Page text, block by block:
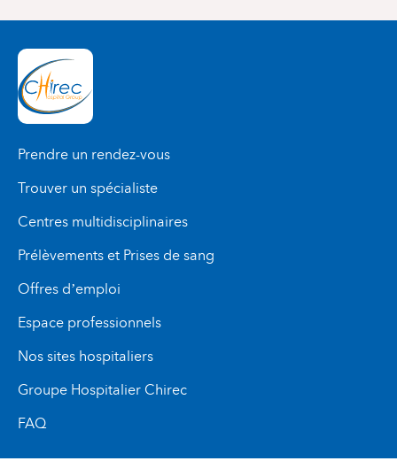
Prendre un rendez-vous
Trouver un spécialiste
Centres multidisciplinaires
Prélèvements et Prises de sang
Offres d’emploi
Espace professionnels
Nos sites hospitaliers
Groupe Hospitalier Chirec
FAQ